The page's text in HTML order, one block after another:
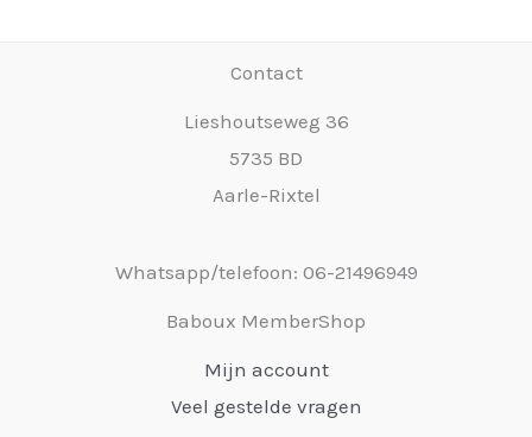
Contact
Lieshoutseweg 36
5735 BD
Aarle-Rixtel
Whatsapp/telefoon: 06-21496949
Baboux MemberShop
Mijn account
Veel gestelde vragen